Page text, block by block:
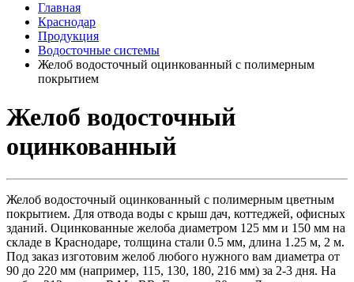
Главная
Краснодар
Продукция
Водосточные системы
Желоб водосточный оцинкованный с полимерным
покрытием
Желоб водосточный
оцинкованный
Желоб водосточный оцинкованный с полимерным цветным
покрытием. Для отвода воды с крыш дач, коттеджей, офисных
зданий. Оцинкованные желоба диаметром 125 мм и 150 мм на
складе в Краснодаре, толщина стали 0.5 мм, длина 1.25 м, 2 м.
Под заказ изготовим желоб любого нужного вам диаметра от
90 до 220 мм (например, 115, 130, 180, 216 мм) за 2-3 дня. На